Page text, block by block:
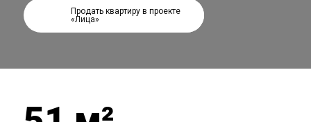
Продать квартиру в проекте
«Лица»